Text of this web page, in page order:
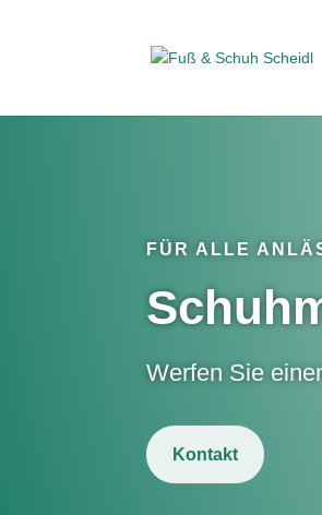
FÜR ALLE
Werfen Sie
Kontakt